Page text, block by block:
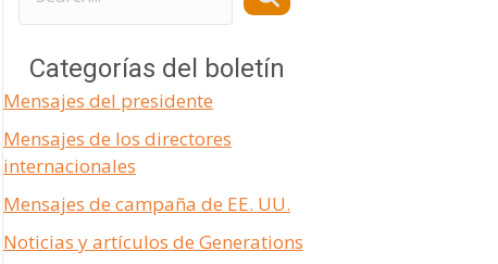
Categorías del boletín
Mensajes del presidente
Mensajes de los directores
internacionales
Mensajes de campaña de EE. UU.
Noticias y artículos de Generations